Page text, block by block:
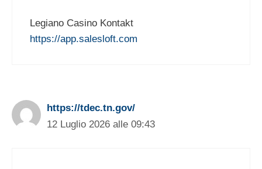
Legiano Casino Kontakt
https://app.salesloft.com
https://tdec.tn.gov/
12 Luglio 2026 alle 09:43